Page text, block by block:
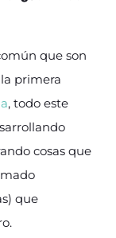
que son
primera
, todo este
cosas que
que